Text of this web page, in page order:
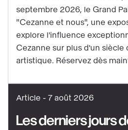
et
nous
billetterie
septembre 2026, le Grand
"Cezanne et nous", une
explore l'influence
Cezanne sur plus d'un siècle
artistique. Réservez dès
Les derniers jours
Article - 7 août 2026